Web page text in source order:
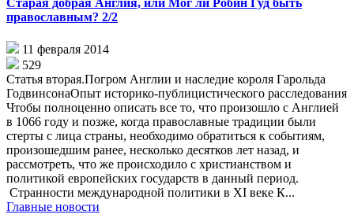
православным? 2/2
11 февраля 2014
529
Статья вторая.Погром Англии и наследие короля Гарольда
ГодвинсонаОпыт историко-публицистического расследования
Чтобы полноценно описать все то, что произошло с Англией
в 1066 году и позже, когда православные традиции были
стерты с лица страны, необходимо обратиться к событиям,
произошедшим ранее, несколько десятков лет назад, и
рассмотреть, что же происходило с христианством и
политикой европейских государств в данный период.
Странности международной политики в XI веке К...
Главные новости